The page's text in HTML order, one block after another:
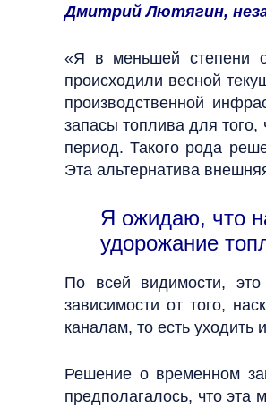
Дмитрий Лютягин,
«Я в меньшей степени
происходили весной
производственной
запасы топлива для
период. Такого рода
Эта альтернатива
Я ожидаю, что
удорожание
По всей видимости,
зависимости от того,
каналам, то есть уходить
Решение о временном
предполагалось, что эта